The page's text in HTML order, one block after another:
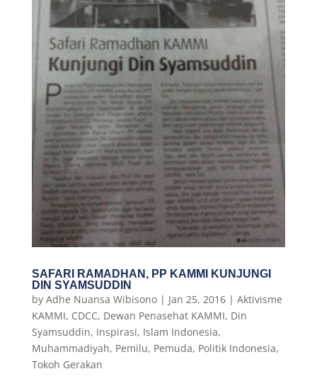
SAFARI RAMADHAN, PP KAMMI KUNJUNGI
DIN SYAMSUDDIN
by Adhe Nuansa Wibisono| Jan 25, 2016| Aktivisme
KAMMI, CDCC, Dewan Penasehat KAMMI, Din
Syamsuddin, Inspirasi, Islam Indonesia,
Muhammadiyah, Pemilu, Pemuda, Politik Indonesia,
Tokoh Gerakan